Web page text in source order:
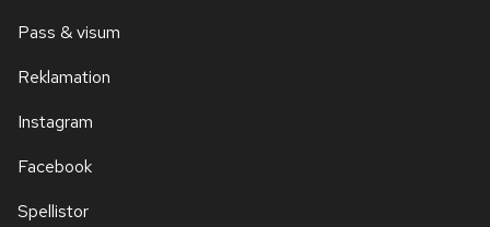
Pass & visum
Reklamation
Instagram
Facebook
Spellistor